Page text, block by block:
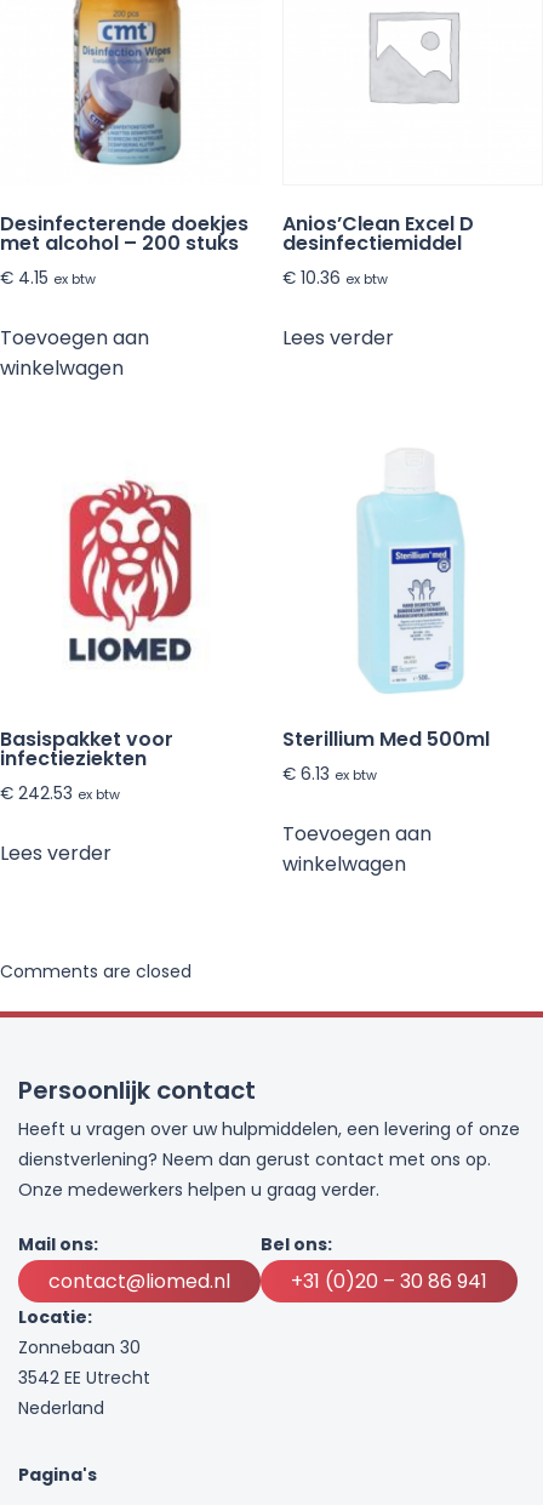
Desinfecterende doekjes
met alcohol – 200 stuks
€ 4.15 ex btw
Toevoegen aan
winkelwagen
Anios’Clean Excel D
desinfectiemiddel
€10.36 ex btw
Lees verder
Basispakket voor
infectieziekten
€ 242.53 ex btw
Lees verder
Sterillium Med 500ml
€6.13 ex btw
Toevoegen aan
winkelwagen
Comments are closed
Persoonlijk contact
Heeft u vragen over uw hulpmiddelen, een levering of onze
dienstverlening? Neem dan gerust contact met ons op.
Onze medewerkers helpen u graag verder.
Mail ons:
contact@liomed.nl
Bel ons:
+31 (0)20 – 30 86 941
Locatie:
Zonnebaan 30
3542 EE Utrecht
Nederland
Pagina's